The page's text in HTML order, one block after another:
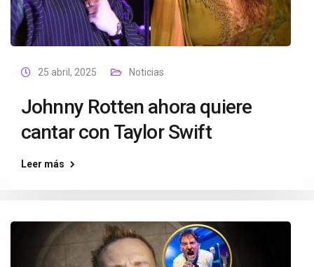
25 abril, 2025 Noticias
Johnny Rotten ahora quiere
cantar con Taylor Swift
Leer más